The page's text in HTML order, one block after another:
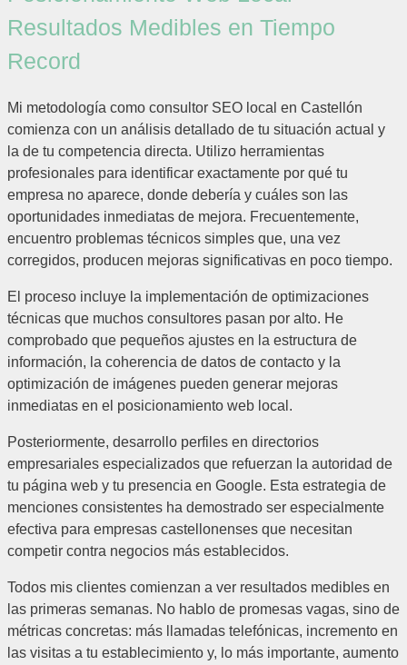
Resultados Medibles en Tiempo
Record
Mi metodología como consultor SEO local en Castellón
comienza con un análisis detallado de tu situación actual y
la de tu competencia directa. Utilizo herramientas
profesionales para identificar exactamente por qué tu
empresa no aparece, donde debería y cuáles son las
oportunidades inmediatas de mejora. Frecuentemente,
encuentro problemas técnicos simples que, una vez
corregidos, producen mejoras significativas en poco tiempo.
El proceso incluye la implementación de optimizaciones
técnicas que muchos consultores pasan por alto. He
comprobado que pequeños ajustes en la estructura de
información, la coherencia de datos de contacto y la
optimización de imágenes pueden generar mejoras
inmediatas en el posicionamiento web local.
Posteriormente, desarrollo perfiles en directorios
empresariales especializados que refuerzan la autoridad de
tu página web y tu presencia en Google. Esta estrategia de
menciones consistentes ha demostrado ser especialmente
efectiva para empresas castellonenses que necesitan
competir contra negocios más establecidos.
Todos mis clientes comienzan a ver resultados medibles en
las primeras semanas. No hablo de promesas vagas, sino de
métricas concretas: más llamadas telefónicas, incremento en
las visitas a tu establecimiento y, lo más importante, aumento